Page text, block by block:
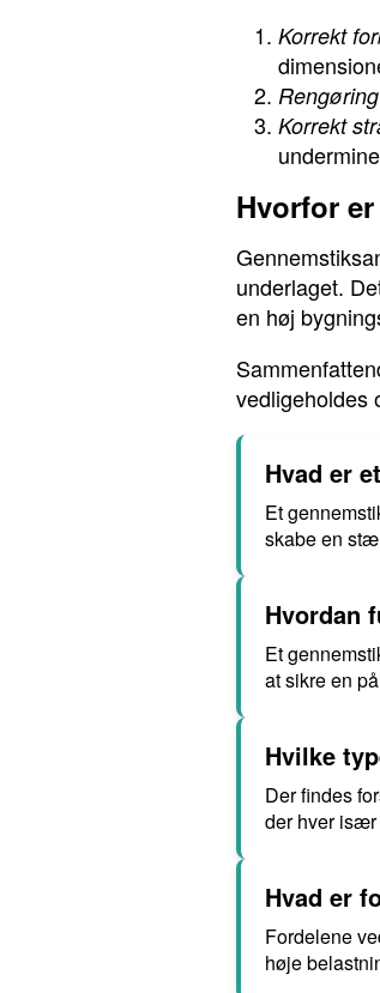
Korrekt
Korrekt
Hvorfor
underlaget.
en høj
vedligeholdes
Hvad er
Et
skabe en
Hvordan
Et
at sikre en
Hvilke
Der findes
der hver især
Hvad er
Fordelene
høje